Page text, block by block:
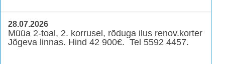
28.07.2026
Müüa 2-toal, 2. korrusel, rõduga ilus renov.korter
Jõgeva linnas. Hind 42 900€. Tel 5592 4457.